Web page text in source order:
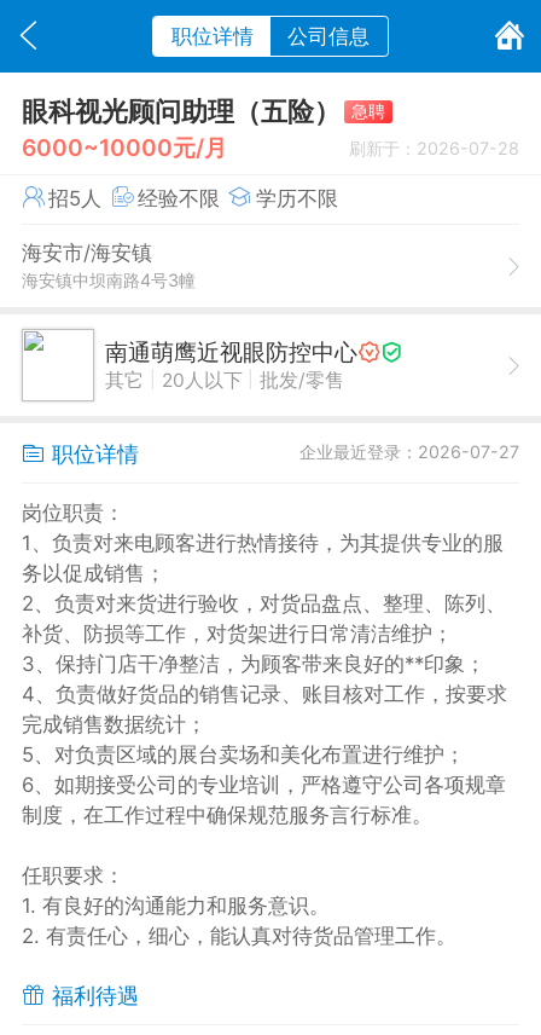
职位详情 公司信息
眼科视光顾问助理（五险） 急聘
6000~10000元/月 刷新于：2026-07-28
招5人 经验不限 学历不限
海安市/海安镇
海安镇中坝南路4号3幢
南通萌鹰近视眼防控中心
其它 20人以下 批发/零售
职位详情 企业最近登录：2026-07-27
岗位职责：
1、负责对来电顾客进行热情接待，为其提供专业的服
务以促成销售；
2、负责对来货进行验收，对货品盘点、整理、陈列、
补货、防损等工作，对货架进行日常清洁维护；
3、保持门店干净整洁，为顾客带来良好的**印象；
4、负责做好货品的销售记录、账目核对工作，按要求
完成销售数据统计；
5、对负责区域的展台卖场和美化布置进行维护；
6、如期接受公司的专业培训，严格遵守公司各项规章
制度，在工作过程中确保规范服务言行标准。
任职要求：
1. 有良好的沟通能力和服务意识。
2. 有责任心，细心，能认真对待货品管理工作。
福利待遇